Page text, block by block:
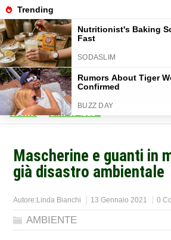
Home>AMBIENTE
Mascherine e guanti in
già disastro ambientale
Autore:Linda Bianchi 13 Gennaio 2021 0
AMBIENTE